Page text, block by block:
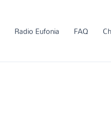
Radio Eufonia FAQ